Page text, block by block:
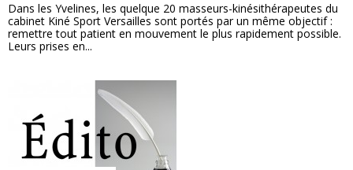
Dans les Yvelines, les quelque 20 masseurs-kinésithérapeutes du
cabinet Kiné Sport Versailles sont portés par un même objectif :
remettre tout patient en mouvement le plus rapidement possible.
Leurs prises en...